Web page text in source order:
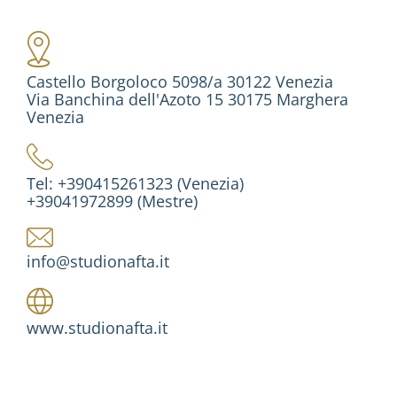
Castello Borgoloco 5098/a 30122 Venezia
Via Banchina dell'Azoto 15 30175 Marghera
Venezia
Tel: +390415261323 (Venezia)
+39041972899 (Mestre)
info@studionafta.it
www.studionafta.it